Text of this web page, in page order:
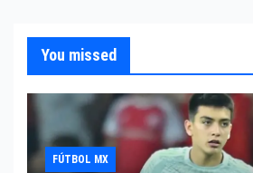
You missed
FÚTBOL MX